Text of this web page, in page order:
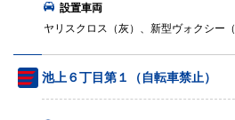
設置車両
ヤリスクロス（灰）、新型ヴォクシー
池上６丁目第１（自転車禁止）